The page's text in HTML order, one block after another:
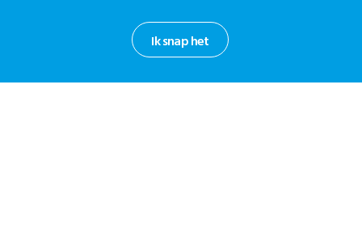
Meld je aan voor onze nieuwsbrief.
Ik snap het